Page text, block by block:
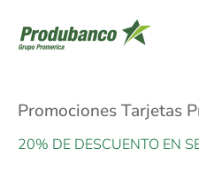
Promociones Tarjetas
20% DE DESCUENTO EN